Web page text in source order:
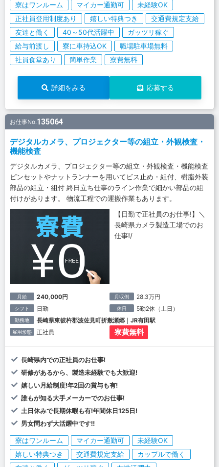
寮はワンルーム マイカー通勤可
未経験OK
正社員登用制度あり
嬉しい特典つき
交通費規定支給
友達と働く
40～50代活躍中
ガッツリ稼ぐ
給与前渡し
寮に車持込OK
職場駐車場無料
社員食堂あり
簡単作業 寮費無料
詳細をみる 応募する
お仕事No.135064
デジタルカメラ、プロジェクター等の組立・外観検査・
機能検査
デジタルカメラ、プロジェクター等の組立・外観検査・機能検査
ピンセットやナットランナーを用いてビス止め・組付、樹脂外装
部品の組立・組付 終日立ち仕事のライン作業で細かい部品の組
付けがあります。 物流工程での運搬作業もあります。
【日勤で正社員のお仕事!】＼
長崎県カメラ製造工場でのお
仕事!/
月給 240,000円 月収例 28.3万円
シフト 日勤 休日 5勤2休（土日）
勤務地 長崎県東彼杵郡波佐見町折敷瀬郷｜JR有田駅
雇用形態 正社員 寮費無料
長崎県内での正社員のお仕事!
研修があるから、製造未経験でも大歓迎!
嬉しい月給制度!年2回の賞与も有!
誰もが知る大手メーカーでのお仕事!
土日休みで長期休暇も有!年間休日125日!
男女問わず大活躍中です!!
寮はワンルーム マイカー通勤可
未経験OK
嬉しい特典つき
交通費規定支給
カップルで働く